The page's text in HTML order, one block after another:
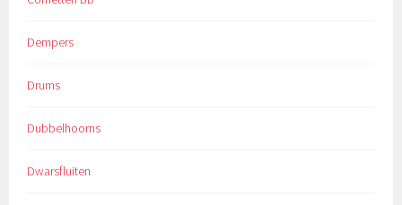
Dempers
Drums
Dubbelhoorns
Dwarsfluiten